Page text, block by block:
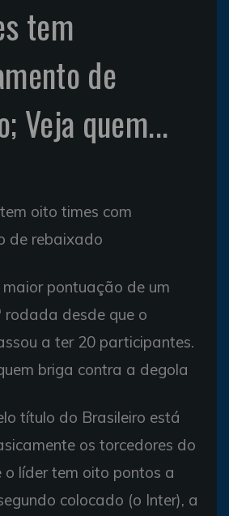
tem
de
Veja quem...
oito times com
de rebaixado
pontuação de um
rodada desde que o
a ter 20 participantes.
briga contra a degola
título do Brasileiro está
os torcedores do
o líder tem oito pontos a
colocado (o Inter), a